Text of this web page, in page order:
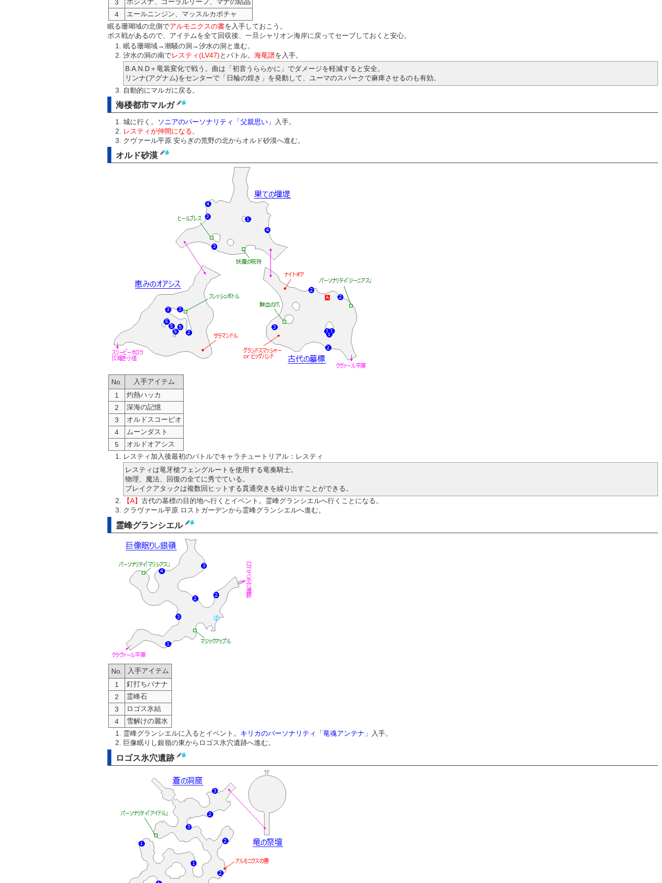
3
4
エールニンジン、マッスルカボチャ
眠る珊瑚域の北側でアルモニクスの書を入手しておこう。
ボス戦があるので、アイテムを全て回収後、一旦シャリオン海岸に戻ってセーブしておくと安心。
眠る珊瑚域→潮騒の洞→汐水の洞と進む。
汐水の洞の南でレスティ(LV47)とバトル。 海竜譜を入手。
B.A.N.D＋竜装変化で戦う。曲は「初音うららかに」でダメージを軽減すると安全。
リンナ(アグナム)をセンターで「日輪の煌き」を発動して、ユーマのスパークで麻痺させるのも有効。
自動的にマルガに戻る。
海楼都市マルガ
城に行く。 ソニアのパーソナリティ「父親思い」
入手。
レスティが仲間になる。
クヴァール平原 安らぎの荒野の北からオルド砂漠へ進む。
オルド砂漠
No.
入手アイテム
1
灼熱ハッカ
2
深海の記憶
3
オルドスコーピオ
4
ムーンダスト
5
オルドオアシス
レスティ加入後最初のバトルでキャラチュートリアル：レスティ
レスティは竜牙槍フェングルートを使用する竜奏騎士。
物理、魔法、回復の全てに秀でている。
ブレイクアタックは複数回ヒットする貫通突きを繰り出すことができる。
【A】 古代の墓標の目的地へ行くとイベント。霊峰グランシエルへ行くことになる。
クラヴァール平原 ロストガーデンから霊峰グランシエルへ進む。
霊峰グランシエル
No.
入手アイテム
1
釘打ちバナナ
2
霊峰石
3
ロゴス氷結
4
雪解けの麗水
霊峰グランシエルに入るとイベント。 キリカのパーソナリティ「竜魂アンテナ」
入手。
巨像眠りし銀嶺の東からロゴス氷穴遺跡へ進む。
ロゴス氷穴遺跡